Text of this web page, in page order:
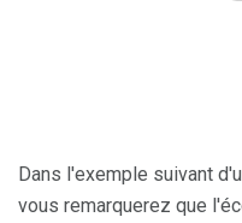
Dans l'exemple suivant
vous remarquerez que